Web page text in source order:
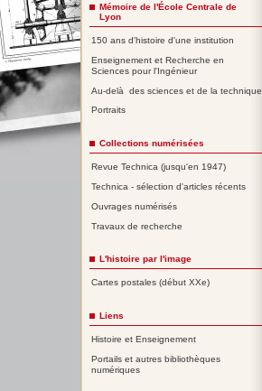
Mémoire de l'École Centrale de
Lyon
150 ans d'histoire d'une institution
Enseignement et Recherche en
Sciences pour l'Ingénieur
Au-delà des sciences et de la technique
Portraits
Collections numérisées
Revue Technica (jusqu'en 1947)
Technica - sélection d'articles récents
Ouvrages numérisés
Travaux de recherche
L'histoire par l'image
Cartes postales (début XXe)
Liens
Histoire et Enseignement
Portails et autres bibliothèques
numériques